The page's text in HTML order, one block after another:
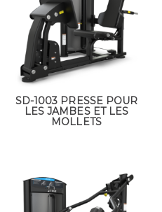
SD-1003 PRESSE POUR
LES JAMBES ET LES
MOLLETS